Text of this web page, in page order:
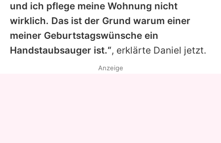
und ich pflege meine Wohnung nicht
wirklich. Das ist der Grund warum einer
meiner Geburtstagswünsche ein
Handstaubsauger ist.“, erklärte Daniel jetzt.
Anzeige